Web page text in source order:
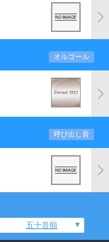
オルゴール
呼び出し音
五十音順